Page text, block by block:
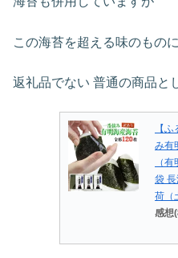
この海苔を超える味のもの
返礼品でない 普通の商品と
【
み有
（
袋
荷（
感想